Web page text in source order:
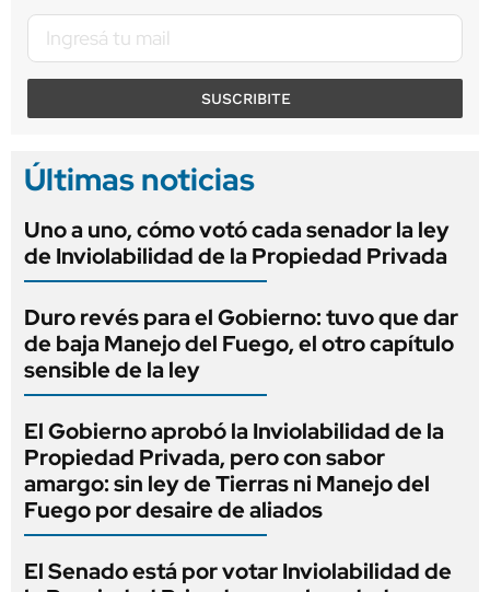
SUSCRIBITE
Últimas noticias
Uno a uno, cómo votó cada senador la ley
de Inviolabilidad de la Propiedad Privada
Duro revés para el Gobierno: tuvo que dar
de baja Manejo del Fuego, el otro capítulo
sensible de la ley
El Gobierno aprobó la Inviolabilidad de la
Propiedad Privada, pero con sabor
amargo: sin ley de Tierras ni Manejo del
Fuego por desaire de aliados
El Senado está por votar Inviolabilidad de